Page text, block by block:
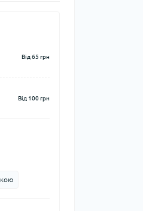
Від 65 грн
Від 100 грн